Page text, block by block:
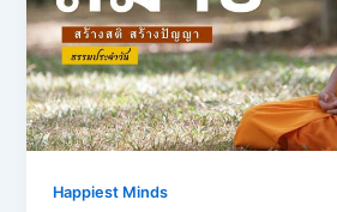
Happiest Minds